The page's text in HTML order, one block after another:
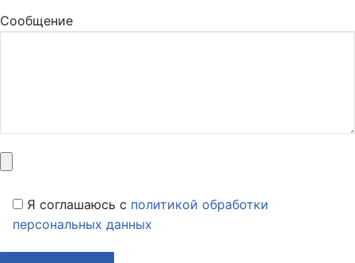
Сообщение
Я соглашаюсь c политикой обработки
персональных данных